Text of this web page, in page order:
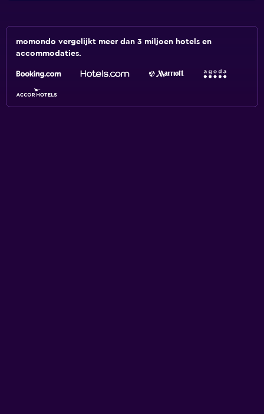
momondo vergelijkt meer dan 3 miljoen hotels en
accommodaties.